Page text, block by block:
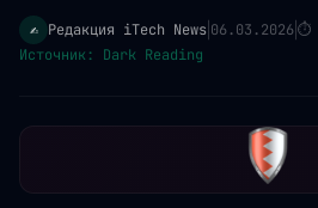
✍️ Редакция iTech News 06.03.2026⏱
Источник: Dark Reading